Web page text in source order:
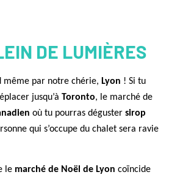
DE LUMIÈRES
par notre chérie, Lyon ! Si tu
jusqu’à Toronto, le marché de
où tu pourras déguster sirop
qui s’occupe du chalet sera ravie
le marché de Noël de Lyon coïncide